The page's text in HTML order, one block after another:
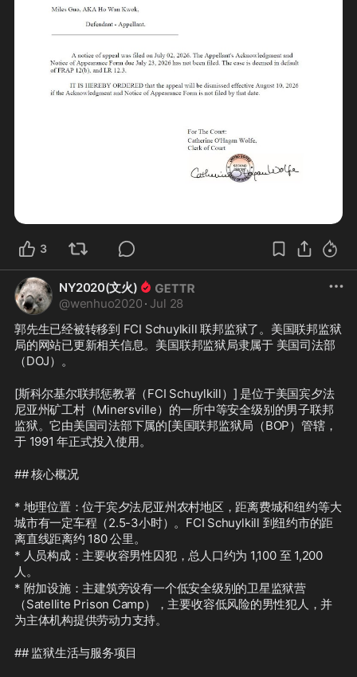
3
NY2020(文火)
@wenhuo2020 · Jul 28
郭先生已经被转移到 FCI Schuylkill 联邦监狱了。美国联邦监狱
局的网站已更新相关信息。美国联邦监狱局隶属于 美国司法部
（DOJ）。
[斯科尔基尔联邦惩教署（FCI Schuylkill）] 是位于美国宾夕法
尼亚州矿工村（Minersville）的一所中等安全级别的男子联邦
监狱。它由美国司法部下属的[美国联邦监狱局（BOP）管辖，
于 1991 年正式投入使用。
## 核心概况
* 地理位置：位于宾夕法尼亚州农村地区，距离费城和纽约等大
城市有一定车程（2.5-3小时）。FCI Schuylkill 到纽约市的距
离直线距离约 180 公里。
* 人员构成：主要收容男性囚犯，总人口约为 1,100 至 1,200
人。
* 附加设施：主建筑旁设有一个低安全级别的卫星监狱营
（Satellite Prison Camp），主要收容低风险的男性犯人，并
为主体机构提供劳动力支持。
## 监狱生活与服务项目